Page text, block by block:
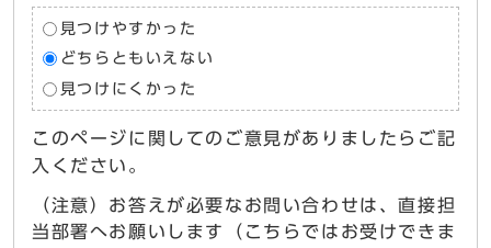
見つけやすかった
どちらともいえない
見つけにくかった
このページに関してのご意見がありましたらご記
入ください。
（注意）お答えが必要なお問い合わせは、直接担
当部署へお願いします（こちらではお受けできま